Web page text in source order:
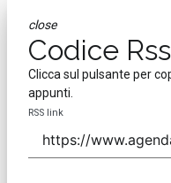
close
Codice Rss
Clicca sul pulsante per
appunti.
RSS link